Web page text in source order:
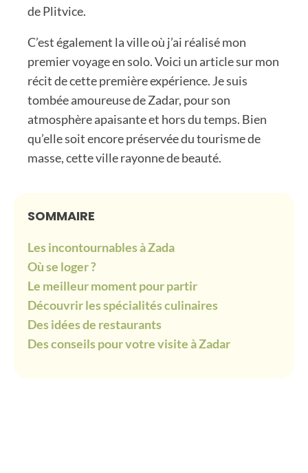
de Plitvice.
C’est également la ville où j’ai réalisé mon
premier voyage en solo. Voici un article sur mon
récit de cette première expérience. Je suis
tombée amoureuse de Zadar, pour son
atmosphère apaisante et hors du temps. Bien
qu’elle soit encore préservée du tourisme de
masse, cette ville rayonne de beauté.
SOMMAIRE
Les incontournables à Zada
Où se loger ?
Le meilleur moment pour partir
Découvrir les spécialités culinaires
Des idées de restaurants
Des conseils pour votre visite à Zadar